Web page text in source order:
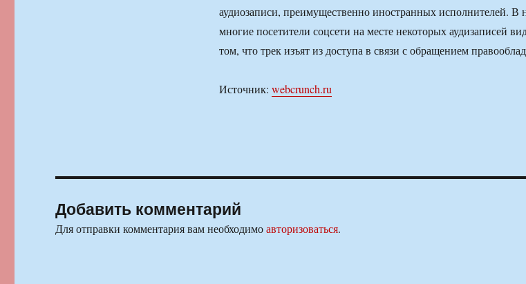
аудиозаписи, преимущественно иностранных исполнителей. В
многие посетители соцсети на месте некоторых аудизаписей
том, что трек изъят из доступа в связи с обращением
Источник: webcrunch.ru
Добавить комментарий
Для отправки комментария вам необходимоавторизоваться.